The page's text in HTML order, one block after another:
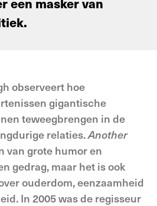
observeert hoe
gigantische
teweegbrengen in de
relaties.Another
van grote humor en
gedrag, maar het is ook
ouderdom, eenzaamheid
In 2005 was de regisseur